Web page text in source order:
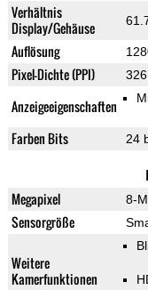
Verhältnis
Display/Gehäuse
Auflösung
Pixel-Dichte (PPI)
Anzeigeeigenschaften
Farben Bits 24
Megapixel 8-
Sensorgröße
Weitere
Kamerfunktionen